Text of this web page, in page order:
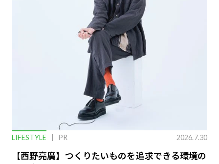
LIFESTYLE PR 2026.7.30
【西野亮廣】つくりたいものを追求できる環境の